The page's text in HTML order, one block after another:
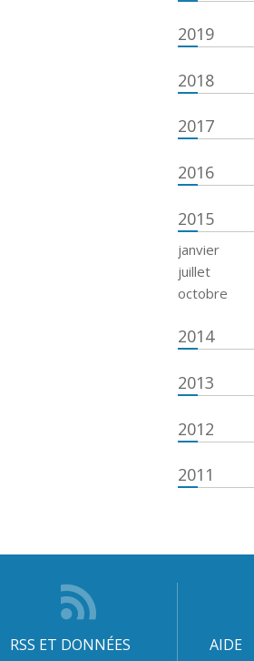
2019
2018
2017
2016
2015
janvier
juillet
octobre
2014
2013
2012
2011
RSS ET DONNÉES AIDE